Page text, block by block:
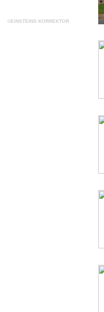
©EINSTEINS KORREKTOR